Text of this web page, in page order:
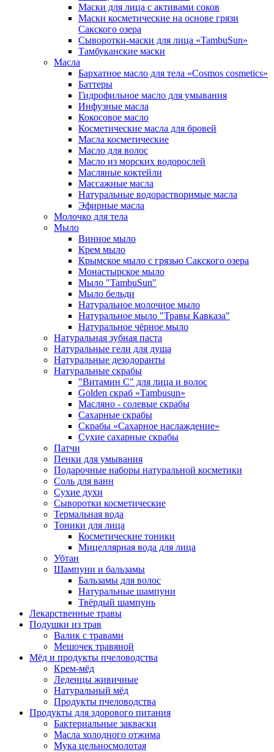
Маски для лица с активами соков
Маски косметические на основе грязи
Сакского озера
Сыворотки-маски для лица «TambuSun»
Тамбуканские маски
Масла
Бархатное масло для тела «Cosmos cosmetics»
Баттеры
Гидрофильное масло для умывания
Инфузные масла
Кокосовое масло
Косметические масла для бровей
Масла косметические
Масло для волос
Масло из морских водорослей
Масляные коктейли
Массажные масла
Натуральные водорастворимые масла
Эфирные масла
Молочко для тела
Мыло
Винное мыло
Крем мыло
Крымское мыло с грязью Сакского озера
Монастырское мыло
Мыло "TambuSun"
Мыло бельди
Натуральное молочное мыло
Натуральное мыло "Травы Кавказа"
Натуральное чёрное мыло
Натуральная зубная паста
Натуральные гели для душа
Натуральные дезодоранты
Натуральные скрабы
"Витамин С" для лица и волос
Golden скраб «Tambusun»
Масляно - солевые скрабы
Сахарные скрабы
Скрабы «Сахарное наслаждение»
Сухие сахарные скрабы
Патчи
Пенки для умывания
Подарочные наборы натуральной косметики
Соль для ванн
Сухие духи
Сыворотки косметические
Термальная вода
Тоники для лица
Косметические тоники
Мицеллярная вода для лица
Убтан
Шампуни и бальзамы
Бальзамы для волос
Натуральные шампуни
Твёрдый шампунь
Лекарственные травы
Подушки из трав
Валик с травами
Мешочек травяной
Мёд и продукты пчеловодства
Крем-мёд
Леденцы живичные
Натуральный мёд
Продукты пчеловодства
Продукты для здорового питания
Бактериальные закваски
Масла холодного отжима
Мука цельносмолотая